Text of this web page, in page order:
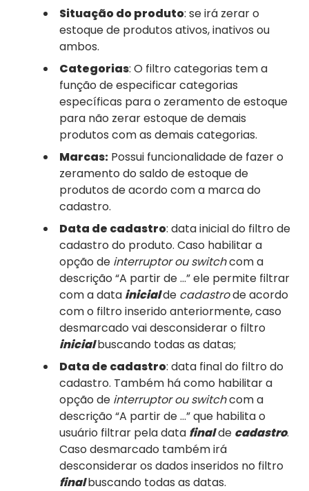
Situação do produto: se irá zerar o
estoque de produtos ativos, inativos ou
ambos.
Categorias: O filtro categorias tem a
função de especificar categorias
específicas para o zeramento de estoque
para não zerar estoque de demais
produtos com as demais categorias.
Marcas: Possui funcionalidade de fazer o
zeramento do saldo de estoque de
produtos de acordo com a marca do
cadastro.
Data de cadastro: data inicial do filtro de
cadastro do produto. Caso habilitar a
opção de interruptor ou switchcom a
descrição “A partir de …” ele permite filtrar
com a data inicialde cadastrode acordo
com o filtro inserido anteriormente, caso
desmarcado vai desconsiderar o filtro
inicialbuscando todas as datas;
Data de cadastro: data final do filtro do
cadastro. Também há como habilitar a
opção de interruptor ou switchcom a
descrição “A partir de …” que habilita o
usuário filtrar pela data finalde cadastro.
Caso desmarcado também irá
desconsiderar os dados inseridos no filtro
finalbuscando todas as datas.